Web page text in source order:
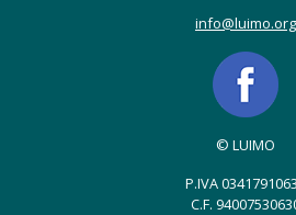
info@luimo.org
© LUIMO
P.IVA
C.F.